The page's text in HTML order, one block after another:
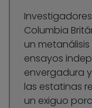
Columbia
un
ensayos
envergadura
las estatinas
un exiguo